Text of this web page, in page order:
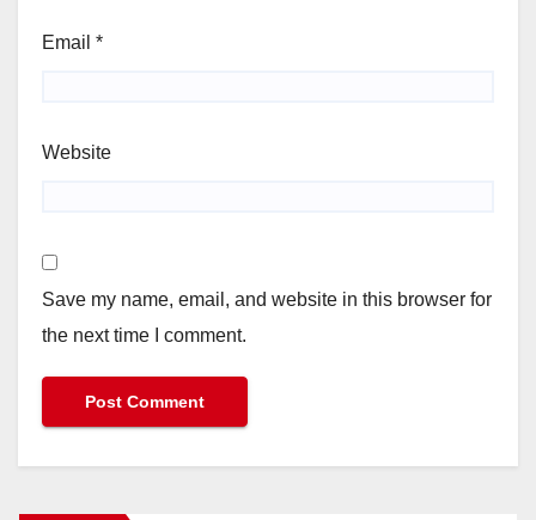
Email *
Website
Save my name, email, and website in this browser for
the next time I comment.